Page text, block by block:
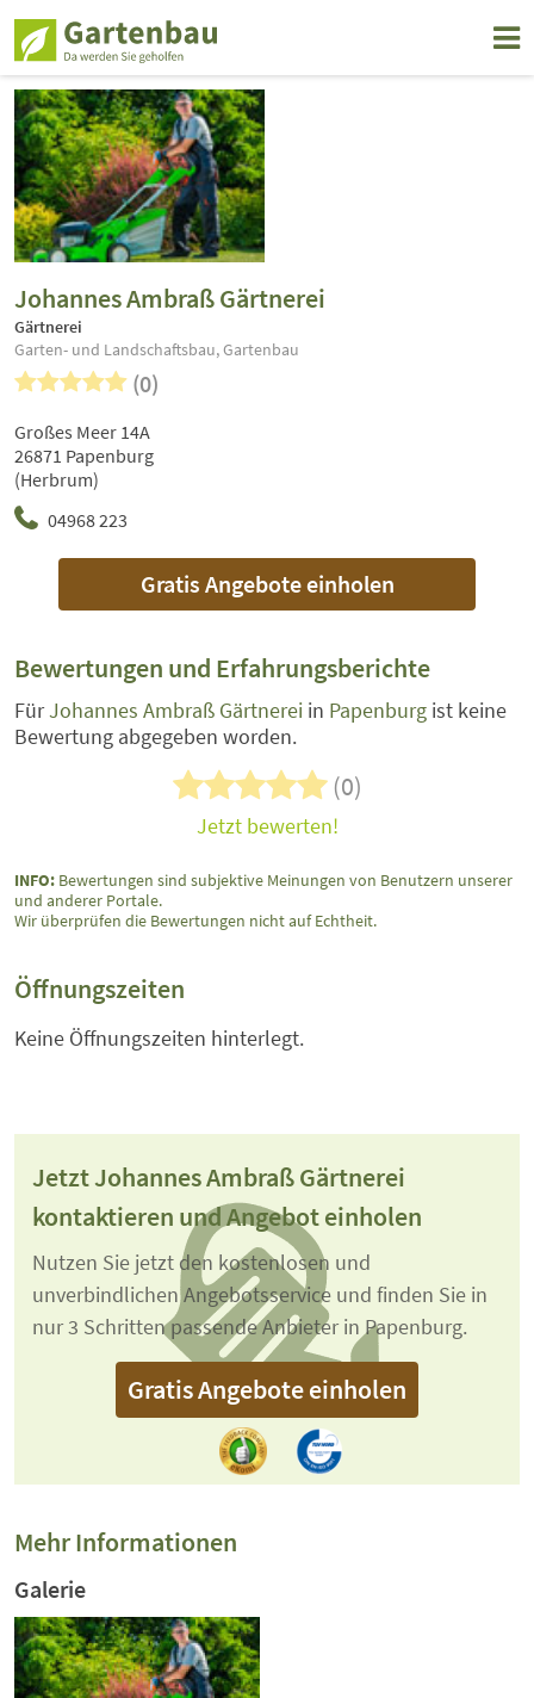
Johannes Ambraß Gärtnerei
Gärtnerei
Garten- und Landschaftsbau, Gartenbau
(0)
04968 223
Großes Meer 14A
26871 Papenburg
(Herbrum)
Gratis Angebote einholen
Bewertungen und Erfahrungsberichte
FürJohannes Ambraß Gärtnerei in Papenburg ist keine
Bewertung abgegeben worden.
(0)
Jetzt bewerten!
INFO: Bewertungen sind subjektive Meinungen von Benutzern unserer
und anderer Portale.
Wir überprüfen die Bewertungen nicht auf Echtheit.
Öffnungszeiten
Keine Öffnungszeiten hinterlegt.
Jetzt Johannes Ambraß Gärtnerei
kontaktieren und Angebot einholen
Nutzen Sie jetzt den kostenlosen und
unverbindlichen Angebotsservice und finden Sie in
nur 3 Schritten passende Anbieter in Papenburg.
Gratis Angebote einholen
Mehr Informationen
Galerie